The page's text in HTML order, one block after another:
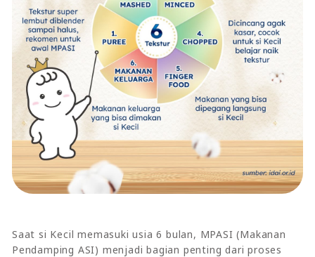
Saat si Kecil memasuki usia 6 bulan, MPASI (Makanan
Pendamping ASI) menjadi bagian penting dari proses